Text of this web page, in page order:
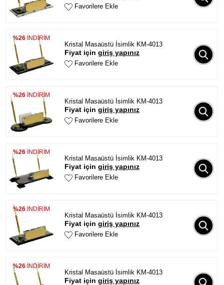
Favorilere Ekle
%26 İNDİRİM
Kristal Masaüstü İsimlik KM-4013
Fiyat için giriş yapınız
Favorilere Ekle
%26 İNDİRİM
Kristal Masaüstü İsimlik KM-4013
Fiyat için giriş yapınız
Favorilere Ekle
%26 İNDİRİM
Kristal Masaüstü İsimlik KM-4013
Fiyat için giriş yapınız
Favorilere Ekle
%26 İNDİRİM
Kristal Masaüstü İsimlik KM-4013
Fiyat için giriş yapınız
Favorilere Ekle
%26 İNDİRİM
Kristal Masaüstü İsimlik KM-4013
Fiyat için giriş yapınız